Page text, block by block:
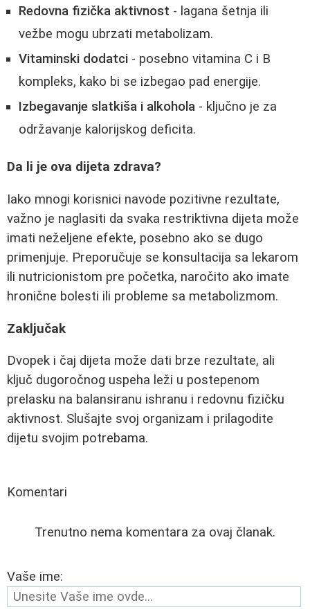
Redovna fizička aktivnost - lagana šetnja ili
vežbe mogu ubrzati metabolizam.
Vitaminski dodatci - posebno vitamina C i B
kompleks, kako bi se izbegao pad energije.
Izbegavanje slatkiša i alkohola - ključno je za
održavanje kalorijskog deficita.
Da li je ova dijeta zdrava?
Iako mnogi korisnici navode pozitivne rezultate,
važno je naglasiti da svaka restriktivna dijeta može
imati neželjene efekte, posebno ako se dugo
primenjuje. Preporučuje se konsultacija sa lekarom
ili nutricionistom pre početka, naročito ako imate
hronične bolesti ili probleme sa metabolizmom.
Zaključak
Dvopek i čaj dijeta može dati brze rezultate, ali
ključ dugoročnog uspeha leži u postepenom
prelasku na balansiranu ishranu i redovnu fizičku
aktivnost. Slušajte svoj organizam i prilagodite
dijetu svojim potrebama.
Komentari
Trenutno nema komentara za ovaj članak.
Vaše ime: